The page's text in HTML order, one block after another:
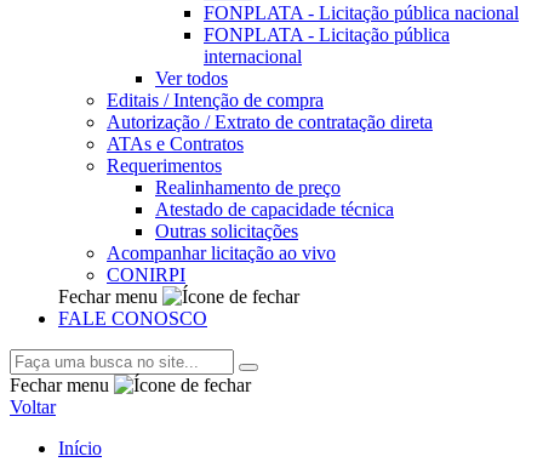
FONPLATA - Licitação pública nacional
FONPLATA - Licitação pública
internacional
Ver todos
Editais / Intenção de compra
Autorização / Extrato de contratação direta
ATAs e Contratos
Requerimentos
Realinhamento de preço
Atestado de capacidade técnica
Outras solicitações
Acompanhar licitação ao vivo
CONIRPI
Fechar menu
FALE CONOSCO
Fechar menu
Voltar
Início